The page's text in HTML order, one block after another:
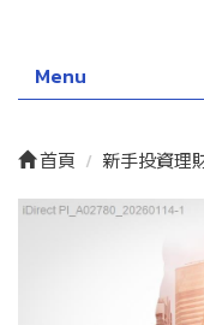
Menu
首頁 新手投資理